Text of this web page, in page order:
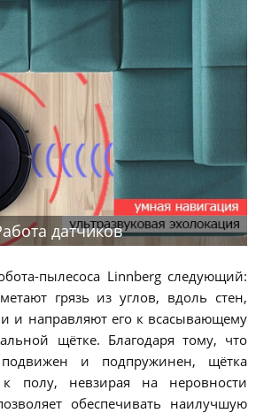
датчиков
пылесоса Linnberg следующий:
грязь из углов, вдоль стен,
и направляют его к всасывающему
щётке. Благодаря тому, что
и подпружинен, щётка
к полу, невзирая на неровности
обеспечивать наилучшую